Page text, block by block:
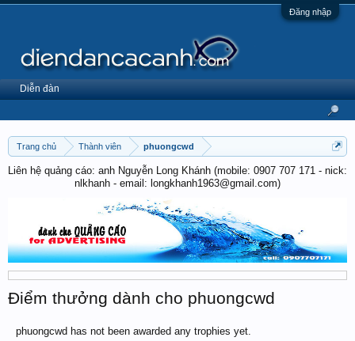
Đăng nhập
Trang chủ Thành viên phuongcwd
Liên hệ quảng cáo: anh Nguyễn Long Khánh (mobile: 0907 707 171 - nick:
nlkhanh - email: longkhanh1963@gmail.com)
Điểm thưởng dành cho phuongcwd
phuongcwd has not been awarded any trophies yet.
Diễn đàn